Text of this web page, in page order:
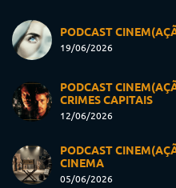
PODCAST
19/06/2026
PODCAST
CRIMES CAPITAIS
12/06/2026
PODCAST
CINEMA
05/06/2026